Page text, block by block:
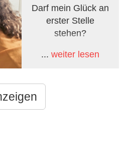
Darf mein Glück an
erster Stelle
stehen?
... weiter lesen